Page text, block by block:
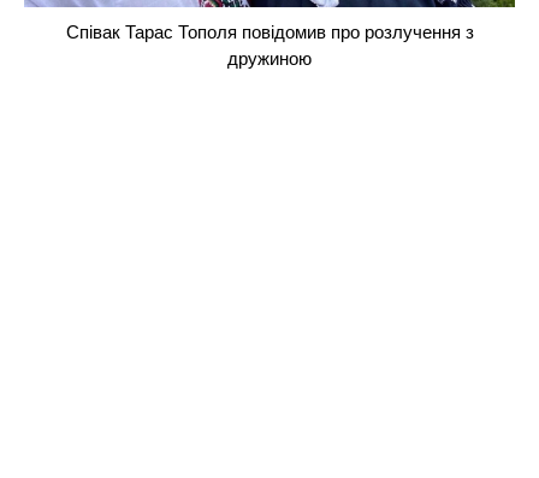
Співак Тарас Тополя повідомив про розлучення з
дружиною